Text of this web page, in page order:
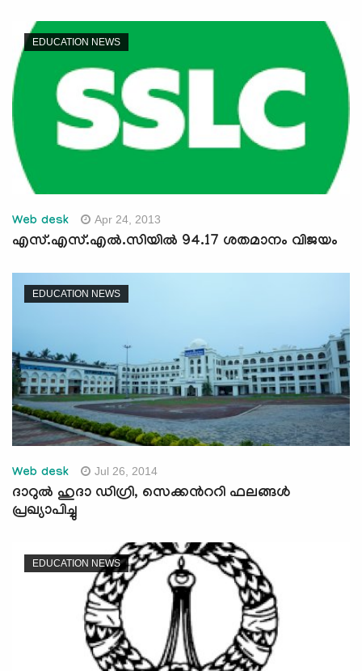
EDUCATION NEWS
Web desk Apr 24, 2013
എസ്.എസ്.എല്‍.സിയില്‍ 94.17 ശതമാനം വിജയം
EDUCATION NEWS
Web desk Jul 26, 2014
ദാറുല്‍ ഹുദാ ഡിഗ്രി, സെക്കന്‍ററി ഫലങ്ങള്‍
പ്രഖ്യാപിച്ചു
EDUCATION NEWS